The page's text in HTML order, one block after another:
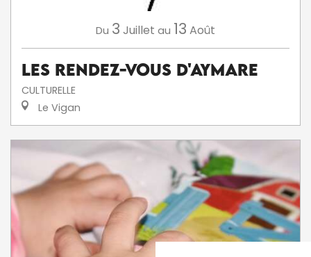
Du 3 Juillet au 13 Août
Les Rendez-Vous d'Aymare
CULTURELLE
Le Vigan